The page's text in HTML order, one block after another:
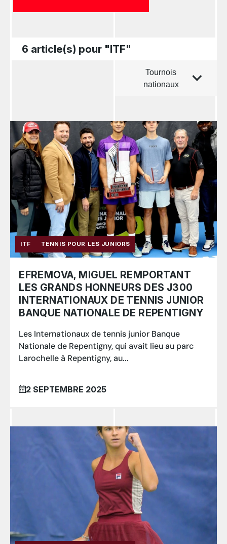
6 article(s) pour "ITF"
Tournois
nationaux
nouvelles
Tennis
professionnel
Redéfinir le jeu
Tournois
nationaux
ITF TENNIS POUR LES JUNIORS
EFREMOVA, MIGUEL REMPORTANT
LES GRANDS HONNEURS DES J300
INTERNATIONAUX DE TENNIS JUNIOR
BANQUE NATIONALE DE REPENTIGNY
Les Internationaux de tennis junior Banque
Nationale de Repentigny, qui avait lieu au parc
Larochelle à Repentigny, au...
2 SEPTEMBRE 2025